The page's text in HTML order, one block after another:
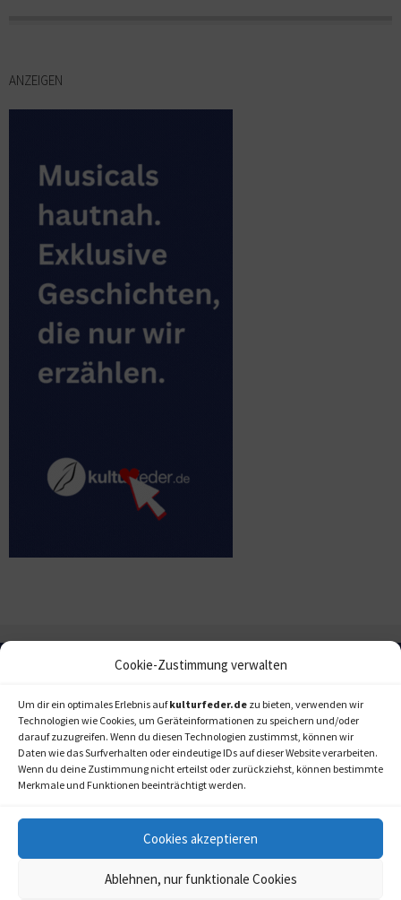
Cookie-Zustimmung verwalten
Um dir ein optimales Erlebnis aufkulturfeder.de zu bieten, verwenden wir
Technologien wie Cookies, um Geräteinformationen zu speichern und/oder
darauf zuzugreifen. Wenn du diesen Technologien zustimmst, können wir
Daten wie das Surfverhalten oder eindeutige IDs auf dieser Website verarbeiten.
Wenn du deine Zustimmung nicht erteilst oder zurückziehst, können bestimmte
Merkmale und Funktionen beeinträchtigt werden.
Cookies akzeptieren
Ablehnen, nur funktionale Cookies
ANZEIGEN